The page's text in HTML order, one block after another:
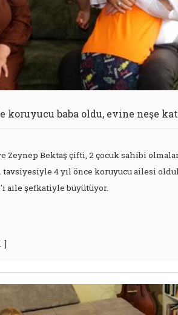
koruyucu baba oldu, evine neşe
Zeynep Bektaş çifti, 2 çocuk sahibi
tavsiyesiyle 4 yıl önce koruyucu ailesi
aile şefkatiyle büyütüyor.
]